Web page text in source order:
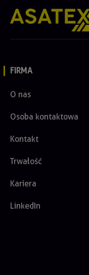
FIRMA
O nas
Osoba kontaktowa
Kontakt
Trwałość
Kariera
LinkedIn